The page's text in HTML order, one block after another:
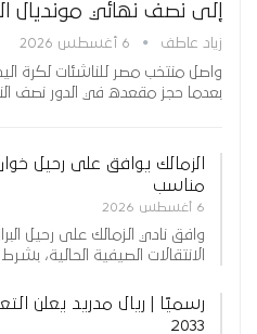
إلى نصف نهائي مونديال
زياد عاطف 6 أغسطس 2026
بعدما حجز مقعده في الدور نصف
الزمالك يوافق على رحيل
مناسب
6 أغسطس 2026
وافق نادي الزمالك على رحيل
الانتقالات الصيفية الحالية،
رسميًا | ريال مدريد يعلن
2033